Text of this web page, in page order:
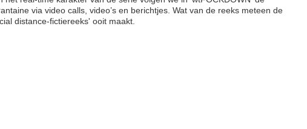
via video calls, video’s en berichtjes. Wat van de reeks meteen de
distance-fictiereeks' ooit maakt.